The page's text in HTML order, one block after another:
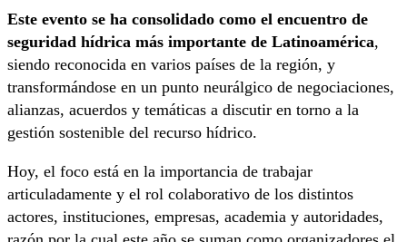
Este evento se ha consolidado como el encuentro de
seguridad hídrica más importante de Latinoamérica,
siendo reconocida en varios países de la región, y
transformándose en un punto neurálgico de negociaciones,
alianzas, acuerdos y temáticas a discutir en torno a la
gestión sostenible del recurso hídrico.
Hoy, el foco está en la importancia de trabajar
articuladamente y el rol colaborativo de los distintos
actores, instituciones, empresas, academia y autoridades,